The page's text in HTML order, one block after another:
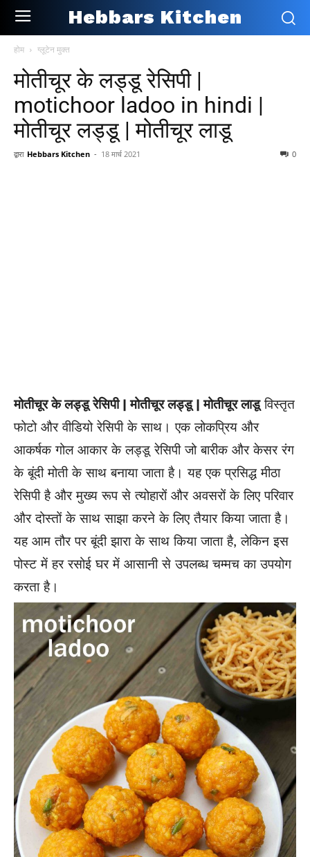
Hebbars Kitchen
होम ग्लूटेन मुक्त
मोतीचूर के लड्डू रेसिपी |
motichoor ladoo in hindi |
मोतीचूर लड्डू | मोतीचूर लाडू
द्वारा Hebbars Kitchen - 18 मार्च 2021 0
मोतीचूर के लड्डू रेसिपी | मोतीचूर लड्डू | मोतीचूर लाडूविस्तृत
फोटो और वीडियो रेसिपी के साथ। एक लोकप्रिय और
आकर्षक गोल आकार के लड्डू रेसिपी जो बारीक और केसर रंग
के बूंदी मोती के साथ बनाया जाता है। यह एक प्रसिद्ध मीठा
रेसिपी है और मुख्य रूप से त्योहारों और अवसरों के लिए परिवार
और दोस्तों के साथ साझा करने के लिए तैयार किया जाता है।
यह आम तौर पर बूंदी झारा के साथ किया जाता है, लेकिन इस
पोस्ट में हर रसोई घर में आसानी से उपलब्ध चम्मच का उपयोग
करता है।